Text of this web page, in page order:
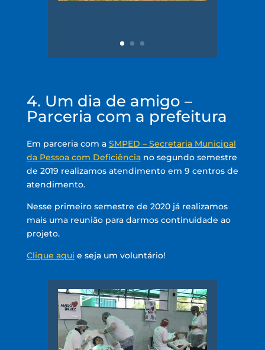
4. Um dia de amigo –
Parceria com a prefeitura
Em parceria com a SMPED – Secretaria Municipal
da Pessoa com Deficiênciano segundo semestre
de 2019 realizamos atendimento em 9 centros de
atendimento.
Nesse primeiro semestre de 2020 já realizamos
mais uma reunião para darmos continuidade ao
projeto.
Clique aqui e seja um voluntário!